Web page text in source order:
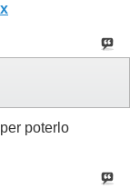
poterlo